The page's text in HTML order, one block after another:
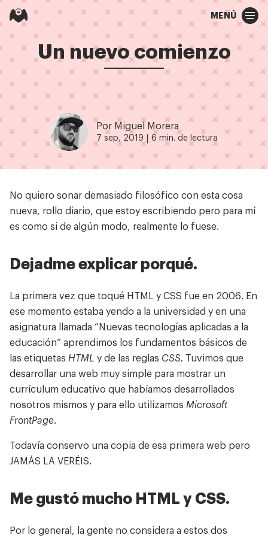
MENÚ
Un nuevo comienzo
Por Miguel Morera
7 sep, 2019 6 min. de lectura
No quiero sonar demasiado filosófico con esta cosa
nueva, rollo diario, que estoy escribiendo pero para mí
es como si de algún modo, realmente lo fuese.
Dejadme explicar porqué.
La primera vez que toqué HTML y CSS fue en 2006. En
ese momento estaba yendo a la universidad y en una
asignatura llamada “Nuevas tecnologías aplicadas a la
educación” aprendimos los fundamentos básicos de
las etiquetas HTML y de las reglas CSS. Tuvimos que
desarrollar una web muy simple para mostrar un
currículum educativo que habíamos desarrollados
nosotros mismos y para ello utilizamos Microsoft
FrontPage.
Todavía conservo una copia de esa primera web pero
JAMÁS LA VERÉIS.
Me gustó mucho HTML y CSS.
Por lo general, la gente no considera a estos dos